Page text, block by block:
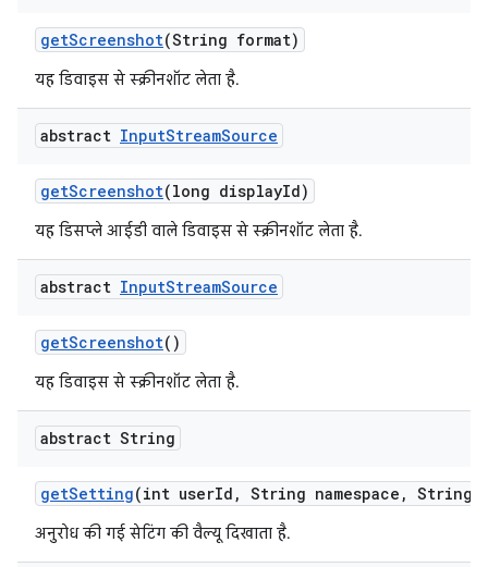
getScreenshot(String format)
यह डिवाइस से स्क्रीनशॉट लेता है.
abstract InputStreamSource
getScreenshot(long displayId)
यह डिसप्ले आईडी वाले डिवाइस से स्क्रीनशॉट लेता है.
abstract InputStreamSource
getScreenshot()
यह डिवाइस से स्क्रीनशॉट लेता है.
abstract String
getSetting(int userId , String namespace , String
अनुरोध की गई सेटिंग की वैल्यू दिखाता है.